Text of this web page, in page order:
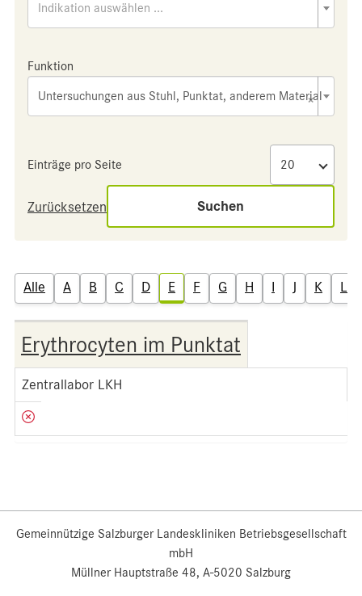
Indikation auswählen ...
Funktion
×
Untersuchungen aus Stuhl, Punktat, anderem Material
Einträge pro Seite
Zurücksetzen Suchen
Alle A B C D E F G H I J K L
Erythrocyten im Punktat
Zentrallabor LKH
Gemeinnützige Salzburger Landeskliniken Betriebsgesellschaft
mbH
Müllner Hauptstraße 48, A-5020 Salzburg